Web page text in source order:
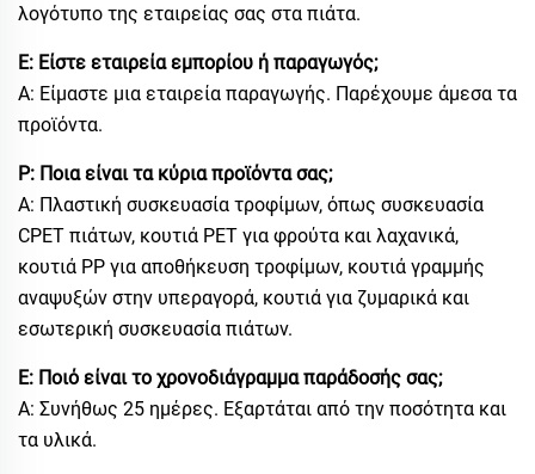
λογότυπο της εταιρείας σας στα πιάτα.
Ε: Είστε εταιρεία εμπορίου ή παραγωγός;
Α: Είμαστε μια εταιρεία παραγωγής. Παρέχουμε άμεσα τα
προϊόντα.
Ρ: Ποια είναι τα κύρια προϊόντα σας;
Α: Πλαστική συσκευασία τροφίμων, όπως συσκευασία
CPET πιάτων, κουτιά PET για φρούτα και λαχανικά,
κουτιά PP για αποθήκευση τροφίμων, κουτιά γραμμής
αναψυξών στην υπεραγορά, κουτιά για ζυμαρικά και
εσωτερική συσκευασία πιάτων.
Ε: Ποιό είναι το χρονοδιάγραμμα παράδοσής σας;
Α: Συνήθως 25 ημέρες. Εξαρτάται από την ποσότητα και
τα υλικά.